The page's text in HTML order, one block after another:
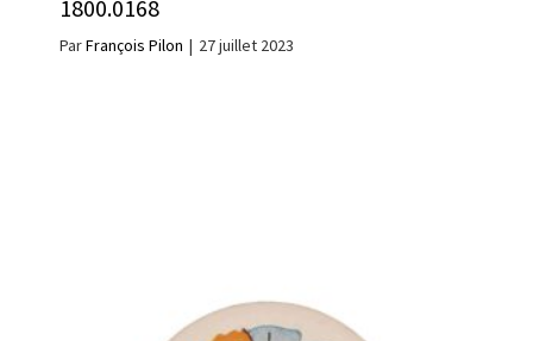
1800.0168
ParFrançois Pilon | 27 juillet 2023